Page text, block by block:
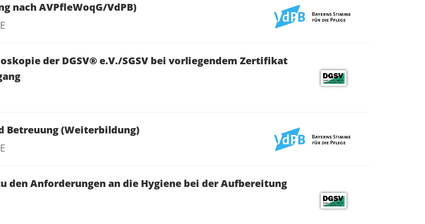
nach AVPfleWoqG/VdPB)
der DGSV® e.V./SGSV bei vorliegendem Zertifikat
Betreuung (Weiterbildung)
den Anforderungen an die Hygiene bei der Aufbereitung